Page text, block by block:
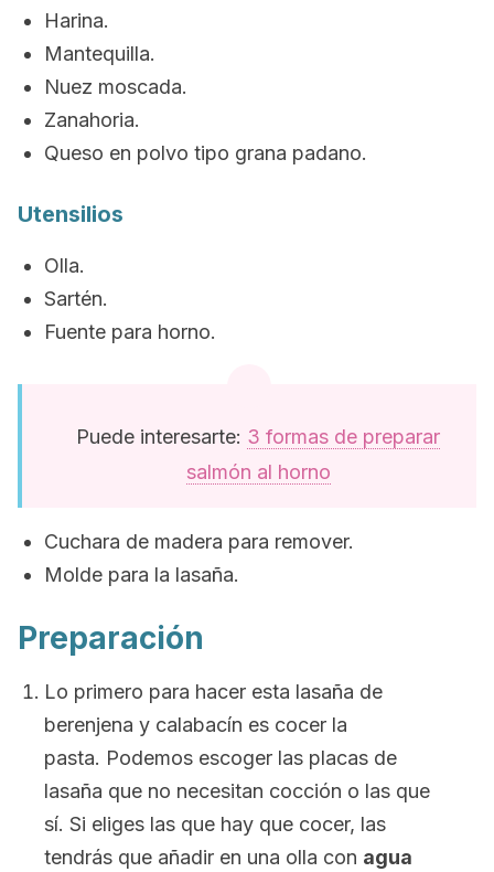
Harina.
Mantequilla.
Nuez moscada.
Zanahoria.
Queso en polvo tipo grana padano.
Utensilios
Olla.
Sartén.
Fuente para horno.
Puede interesarte: 3 formas de preparar
salmón al horno
Cuchara de madera para remover.
Molde para la lasaña.
Preparación
Lo primero para hacer esta lasaña de
berenjena y calabacín es cocer la
pasta. Podemos escoger las placas de
lasaña que no necesitan cocción o las que
sí. Si eliges las que hay que cocer, las
tendrás que añadir en una olla con agua